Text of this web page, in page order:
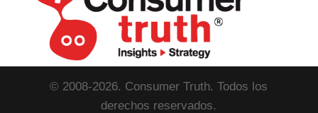
© 2008-2026. Consumer Truth. Todos los
derechos reservados.